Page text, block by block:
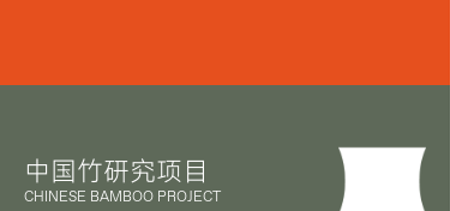
中国竹研究项目
CHINESE BAMBOO PROJECT